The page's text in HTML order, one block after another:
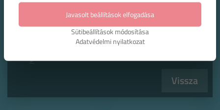
Eladási ár:
3000 Forint
Tovább az eladó ruhákhoz, kiegészítőkhöz
>
Vissza
Javasolt beállítások elfogadása
Sütibeállítások módosítása
Adatvédelmi nyilatkozat